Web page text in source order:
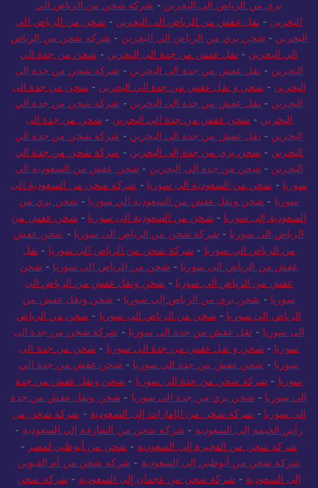
بري من الرياض الي البحرين-شركة شحن من الرياض الي
-نقل عفش من الرياض الى البحرين-شحن من الرياض الي
-شحن بري من الرياض الي البحرين-شركة شحن من الرياض
الي البحرين-نقل عفش من جدة الى البحرين-شحن من جدة الي
-نقل عفش من جدة الى البحرين-شركة شحن من جدة إلى
-شحن و نقل عفش من جدة الي البحرين-شحن من جدة الى
-نقل عفش من جدة الى البحرين-شركة شحن من جدة الي
البحرين-شحن عفش من جدة الي البحرين-شحن من جدة الى
-نقل عفش من جدة الى البحرين-شركة شحن من جدة الي
-شحن بري من جدة إلى البحرين-شركة شحن من جدة الي
-شحن من جدة الى البحرين-شحن عفش من السعودية الى
-شحن من السعودية الى سوريا-شركة شحن من السعودية الى
-شحن ونقل عفش من السعودية الي سوريا-شحن بري من
إلى سوريا-شحن من السعودية الى سوريا-شحن عفش من
الى سوريا-شركة شحن من الرياض الى سوريا-شحن عفش
من الرياض الي سوريا-شركة شحن من الرياض الي سوريا-نقل
عفش من الرياض الى سوريا-شحن من الرياض الى سوريا-شحن
عفش من الرياض الي سوريا-شحن ونقل عفش من الرياض الي
سوريا-شحن بري من الرياض إلى سوريا-شحن ونقل عفش من
الي سوريا-شحن من الرياض الى سوريا-شحن من الرياض
سوريا-نقل عفش من جدة الى سوريا-شركة شحن من جدة الى
سوريا-شحن و نقل عفش من جدة الى سوريا-شحن من جدة الى
سوريا-شحن عفش من جدة الى سوريا-شحن عفش من جدة الي
-شركة شحن من جدة الي سوريا-شحن ونقل عفش من جدة
سوريا-شحن بري من جدة إلى سوريا-شحن ونقل عفش من جدة
سوريا-شركة شحن من الإمارات إلى السعودية-شركة شحن من
الخيمة إلى السعودية-شركة شحن من الشارقة إلى السعودية-
شركة شحن من الفجيرة إلى السعودية-شحن من أبوظبي لمصر-
شحن من أبوظبي إلى السعودية-شركة شحن من أم القيوين
السعودية-شركة شحن من عجمان إلى السعودية-شركة شحن